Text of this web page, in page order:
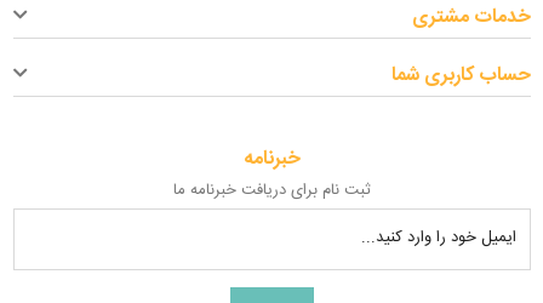
خبرنامه
ثبت نام برای دریافت خبرنامه ما
ایمیل خود را وارد کنید...
خدمات مشتری
حساب کاربری شما